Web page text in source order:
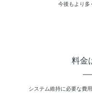
今後もより多
料金
システム維持に必要な費